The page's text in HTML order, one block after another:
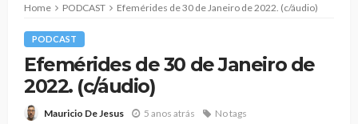
Home PODCAST Efemérides de 30 de Janeiro de 2022. (c/áudio)
PODCAST
Efemérides de 30 de Janeiro de
2022. (c/áudio)
Mauricio De Jesus 5 anos atrás No tags